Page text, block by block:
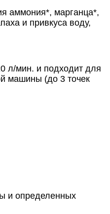
аммония*, марганца*,
и привкуса воду,
л/мин. и подходит для
машины (до 3 точек
и определенных